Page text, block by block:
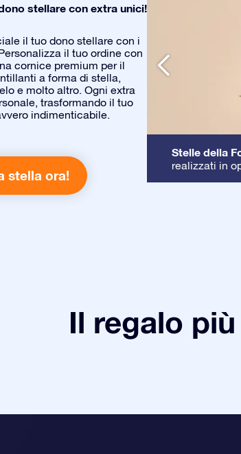
stellare con extra unici!
il tuo dono stellare con i
il tuo ordine con
cornice premium per il
a forma di stella,
e molto altro. Ogni extra
trasformando il tuo
indimenticabile.
stella ora!
Stelle della
realizzati in
Il regalo